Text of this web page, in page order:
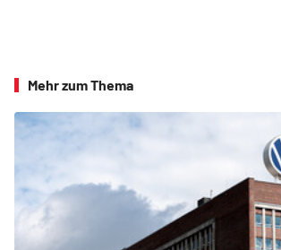
Mehr zum Thema